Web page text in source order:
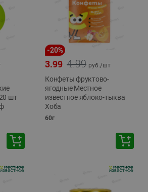
шт
-20%
4.99
3.99 руб./шт
Конфеты фруктово-
ягодные Местное
известное яблоко-тыква
Хоба
60г